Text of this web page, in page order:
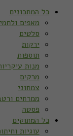
כל המתכונים
מאפים
סלטים
ירקות
תוספות
מנות
מרקים
צמחוני
ממרחים
פסטה
כל המתוקים
עוגיות